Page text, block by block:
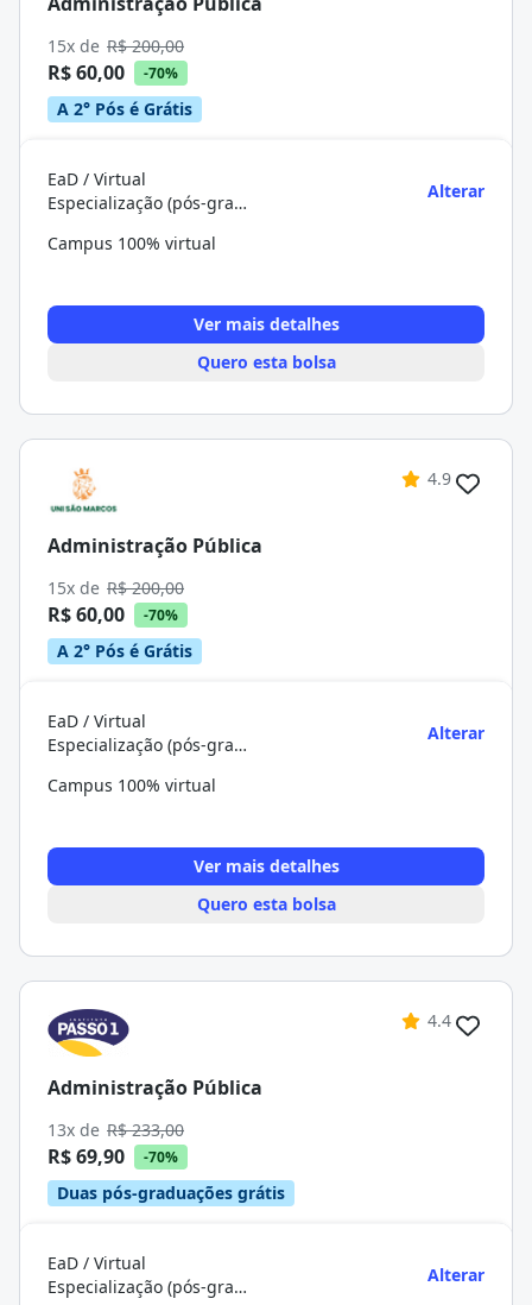
15x de R$ 200,00
R$ 60,00 -70%
A 2° Pós é Grátis
EaD / Virtual
Especialização (pós-graduação)
Alterar
Campus 100% virtual
Ver mais detalhes
Quero esta bolsa
4.9
Administração Pública
15x de R$ 200,00
R$ 60,00 -70%
A 2° Pós é Grátis
EaD / Virtual
Especialização (pós-graduação)
Alterar
Campus 100% virtual
Ver mais detalhes
Quero esta bolsa
4.4
Administração Pública
13x de R$ 233,00
R$ 69,90 -70%
Duas pós-graduações grátis
EaD / Virtual
Especialização (pós-graduação)
Alterar